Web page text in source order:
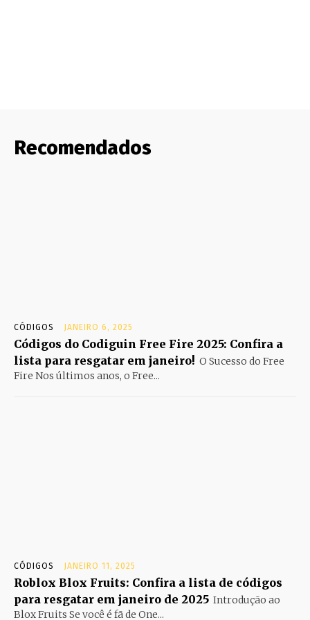
Recomendados
CÓDIGOS JANEIRO 6, 2025
Códigos do Codiguin Free Fire 2025: Confira a
lista para resgatar em janeiro! O Sucesso do Free
Fire Nos últimos anos, o Free...
CÓDIGOS JANEIRO 11, 2025
Roblox Blox Fruits: Confira a lista de códigos
para resgatar em janeiro de 2025 Introdução ao
Blox Fruits Se você é fã de One...